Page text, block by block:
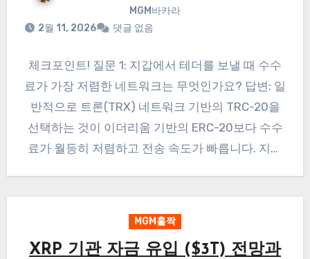
MGM바카라
2월 11, 2026
댓글 없음
체크포인트! 질문 1: 지갑에서 테더를 보낼 때 수수
료가 가장 저렴한 네트워크는 무엇인가요? 답변: 일
반적으로 트론(TRX) 네트워크 기반의 TRC-20을
선택하는 것이 이더리움 기반의 ERC-20보다 수수
료가 월등히 저렴하고 전송 속도가 빠릅니다. 지갑
MGM홀짝
XRP 기관 자금 유입 ($3T) 전망과